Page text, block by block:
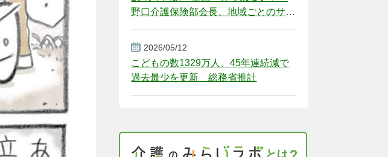
野口介護保険部会長、地域ごとのサー
2026/05/12
こどもの数1329万人、45年連続減で
過去最少を更新 総務省推計